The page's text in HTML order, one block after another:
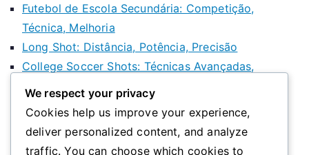
Futebol de Escola Secundária: Competição,
Técnica, Melhoria
Long Shot: Distância, Potência, Precisão
College Soccer Shots: Técnicas Avançadas,
Estratégia, Execução
Canto: Com efeito interior, Com efeito exterior,
Curto
We respect your privacy
Cookies help us improve your experience,
deliver personalized content, and analyze
traffic. You can choose which cookies to